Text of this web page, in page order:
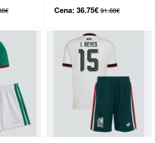
Kratek Rokav (+ hlače)
Cena: 36.75€ 91.88€